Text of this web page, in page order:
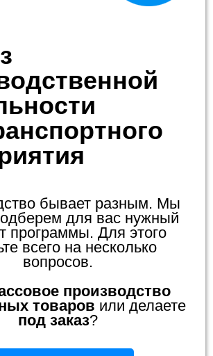
бывает разным. Мы
для вас нужный
программы. Для этого
всего на несколько
вопросов.
производство
товаров или делаете
под заказ?